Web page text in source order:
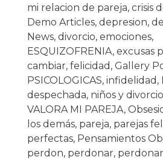
mi relacion de pareja, crisis
Demo Articles, depresion,
News, divorcio, emociones,
ESQUIZOFRENIA, excusas
cambiar, felicidad , Gallery
PSICOLOGICAS, infidelidad ,
despechada, niños y divorcio
VALORA MI PAREJA,
los demás, pareja, parejas
perfectas, Pensamientos
perdon, perdonar,